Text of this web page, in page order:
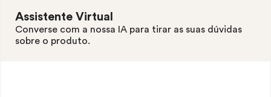
Assistente Virtual
Converse com a nossa IA para tirar as suas dúvidas
sobre o produto.